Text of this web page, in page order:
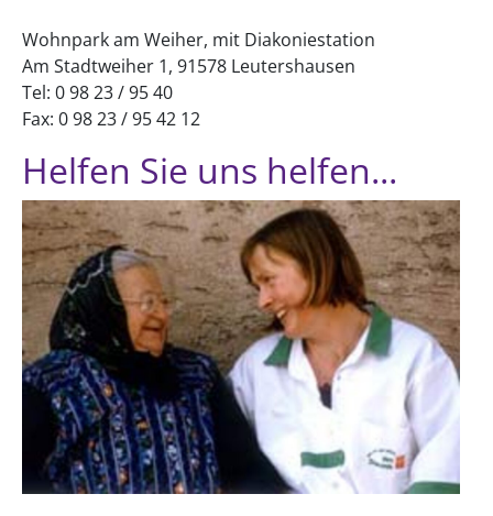
Wohnpark am Weiher, mit Diakoniestation
Am Stadtweiher 1, 91578 Leutershausen
Tel: 0 98 23 / 95 40
Fax: 0 98 23 / 95 42 12
Helfen Sie uns helfen...